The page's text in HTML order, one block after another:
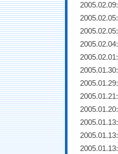
2005.02.09:
2005.02.05:
2005.02.05:
2005.02.04:
2005.02.01:
2005.01.30:
2005.01.29:
2005.01.21:
2005.01.20:
2005.01.13:
2005.01.13:
2005.01.13: